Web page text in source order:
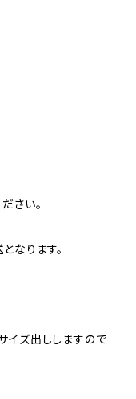
さい。
なります。
イズ出ししますので